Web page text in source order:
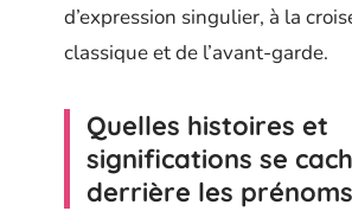
d’expression singulier, à la
classique et de l’avant-garde.
Quelles histoires et
significations se
derrière les